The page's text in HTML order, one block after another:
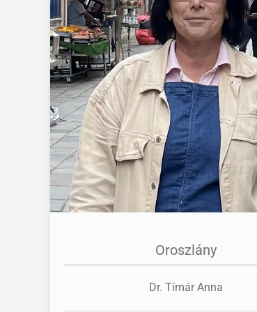
FACEBOOK
Oroszlány
Dr. Tímár Anna